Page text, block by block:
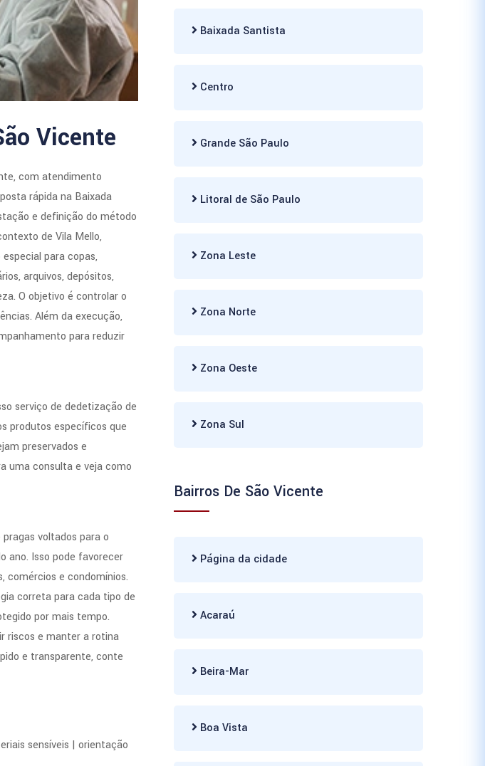
Vicente
com atendimento
rápida na Baixada
e definição do método
de Vila Mello,
para copas,
arquivos, depósitos,
O objetivo é controlar o
Além da execução,
para reduzir
serviço de dedetização de
produtos específicos que
preservados e
uma consulta e veja como
voltados para o
ano. Isso pode favorecer
comércios e condomínios.
correta para cada tipo de
por mais tempo.
riscos e manter a rotina
e transparente, conte
sensíveis | orientação
Baixada Santista
Centro
Grande São Paulo
Litoral de São Paulo
Zona Leste
Zona Norte
Zona Oeste
Zona Sul
Bairros De São Vicente
Página da cidade
Acaraú
Beira-Mar
Boa Vista